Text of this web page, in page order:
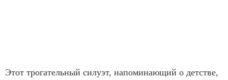
Этот трогательный силуэт, напоминающий о детстве,